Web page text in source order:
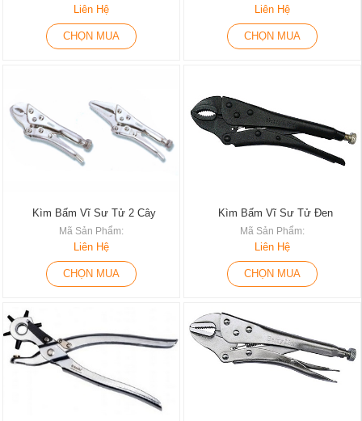
Liên Hệ
CHỌN MUA
Liên Hệ
CHỌN MUA
Kìm Bấm Vĩ Sư Tử 2 Cây
Mã Sản Phẩm:
Liên Hệ
CHỌN MUA
Kìm Bấm Vĩ Sư Tử Đen
Mã Sản Phẩm:
Liên Hệ
CHỌN MUA